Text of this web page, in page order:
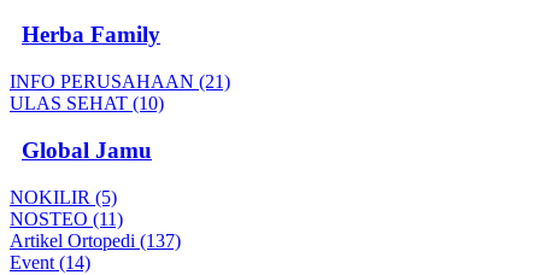
Herba Family
INFO PERUSAHAAN (21)
ULAS SEHAT (10)
Global Jamu
NOKILIR (5)
NOSTEO (11)
Artikel Ortopedi (137)
Event (14)